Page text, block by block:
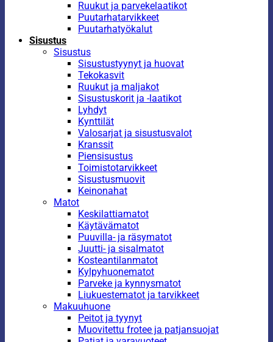
Ruukut ja parvekelaatikot
Puutarhatarvikkeet
Puutarhatyökalut
Sisustus
Sisustus
Sisustustyynyt ja huovat
Tekokasvit
Ruukut ja maljakot
Sisustuskorit ja -laatikot
Lyhdyt
Kynttilät
Valosarjat ja sisustusvalot
Kranssit
Piensisustus
Toimistotarvikkeet
Sisustusmuovit
Keinonahat
Matot
Keskilattiamatot
Käytävämatot
Puuvilla- ja räsymatot
Juutti- ja sisalmatot
Kosteantilanmatot
Kylpyhuonematot
Parveke ja kynnysmatot
Liukuestematot ja tarvikkeet
Makuuhuone
Peitot ja tyynyt
Muovitettu frotee ja patjansuojat